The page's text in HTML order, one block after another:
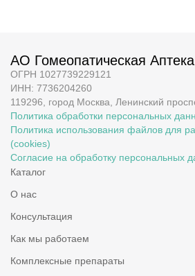
АО Гомеопатическая
ОГРН 1027739229121
ИНН: 7736204260
119296, город Москва, Ленинский
Политика обработки персональных
Политика использования файлов для
(cookies)
Согласие на обработку персональных
Каталог
О нас
Консультация
Как мы работаем
Комплексные препараты